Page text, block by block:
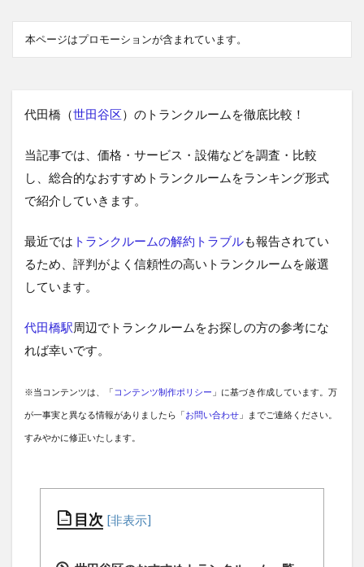
本ページはプロモーションが含まれています。
代田橋（世田谷区）のトランクルームを徹底比較！
当記事では、価格・サービス・設備などを調査・比較
し、総合的なおすすめトランクルームをランキング形式
で紹介していきます。
最近では トランクルームの解約トラブルも報告されてい
るため、評判がよく信頼性の高いトランクルームを厳選
しています。
代田橋駅周辺でトランクルームをお探しの方の参考にな
れば幸いです。
※当コンテンツは、「 コンテンツ制作ポリシー 」に基づき作成しています。万
が一事実と異なる情報がありましたら「お問い合わせ 」までご連絡ください。
すみやかに修正いたします。
目次